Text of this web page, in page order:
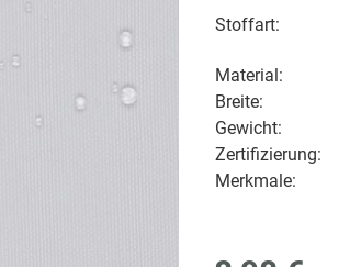
Stoffart:
Material:
Breite:
Gewicht:
Zertifizierung:
Merkmale: